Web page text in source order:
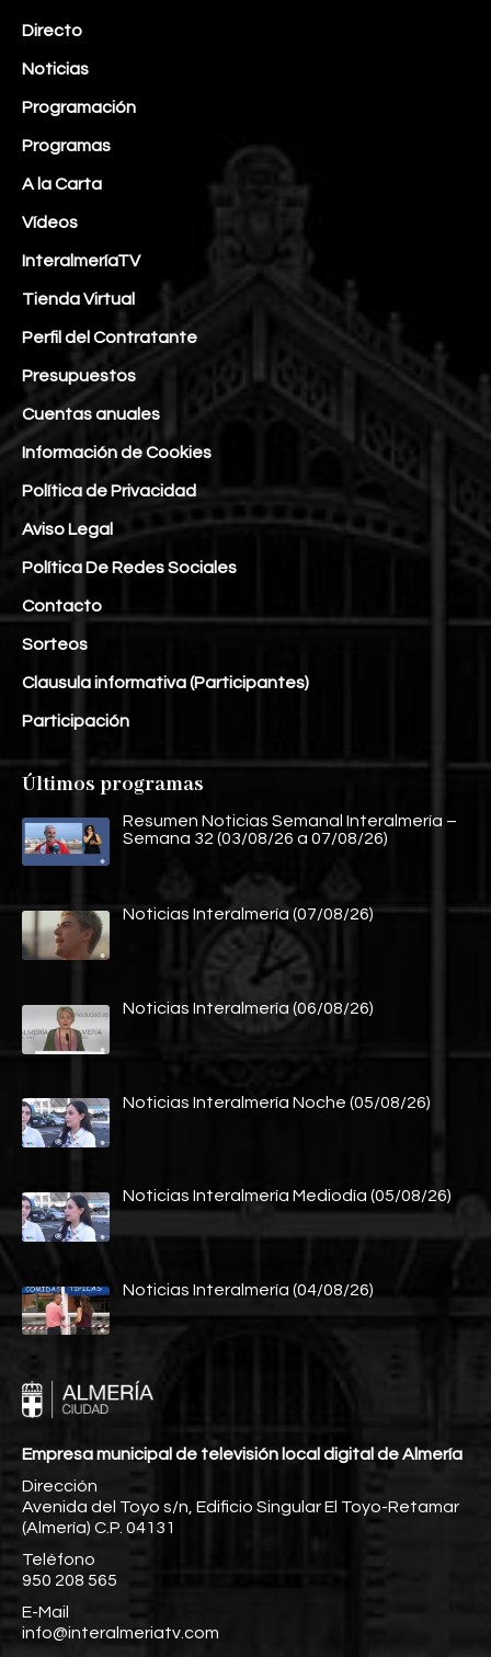
Directo
Noticias
Programación
Programas
A la Carta
Vídeos
InteralmeríaTV
Tienda Virtual
Perfil del Contratante
Presupuestos
Cuentas anuales
Información de Cookies
Política de Privacidad
Aviso Legal
Política De Redes Sociales
Contacto
Sorteos
Clausula informativa (Participantes)
Participación
Últimos programas
Resumen Noticias Semanal Interalmería –
Semana 32 (03/08/26 a 07/08/26)
Noticias Interalmería (07/08/26)
Noticias Interalmería (06/08/26)
Noticias Interalmería Noche (05/08/26)
Noticias Interalmería Mediodía (05/08/26)
Noticias Interalmería (04/08/26)
Empresa municipal de televisión local digital de Almería
Dirección
Avenida del Toyo s/n, Edificio Singular El Toyo-Retamar
(Almería) C.P. 04131
Teléfono
950 208 565
E-Mail
info@interalmeriatv.com